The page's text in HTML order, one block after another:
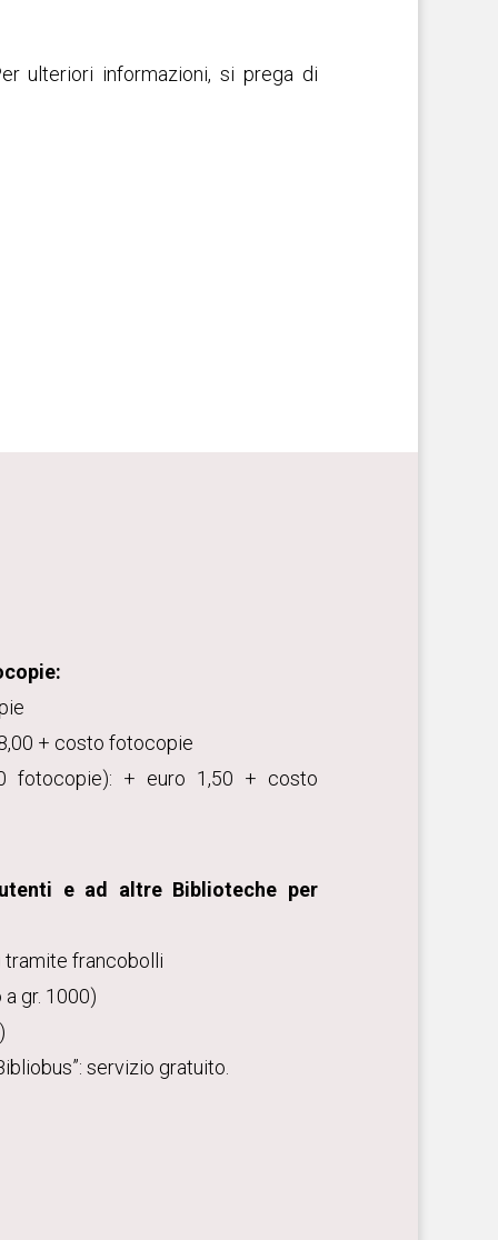
ulteriori informazioni, si prega di
+ costo fotocopie
fotocopie): + euro 1,50 + costo
e ad altre Biblioteche per
tramite francobolli
a gr. 1000)
servizio gratuito.